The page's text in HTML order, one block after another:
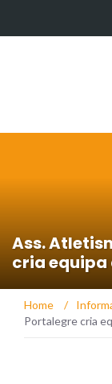
Ass.
cria equipa
Home /
Portalegre cria